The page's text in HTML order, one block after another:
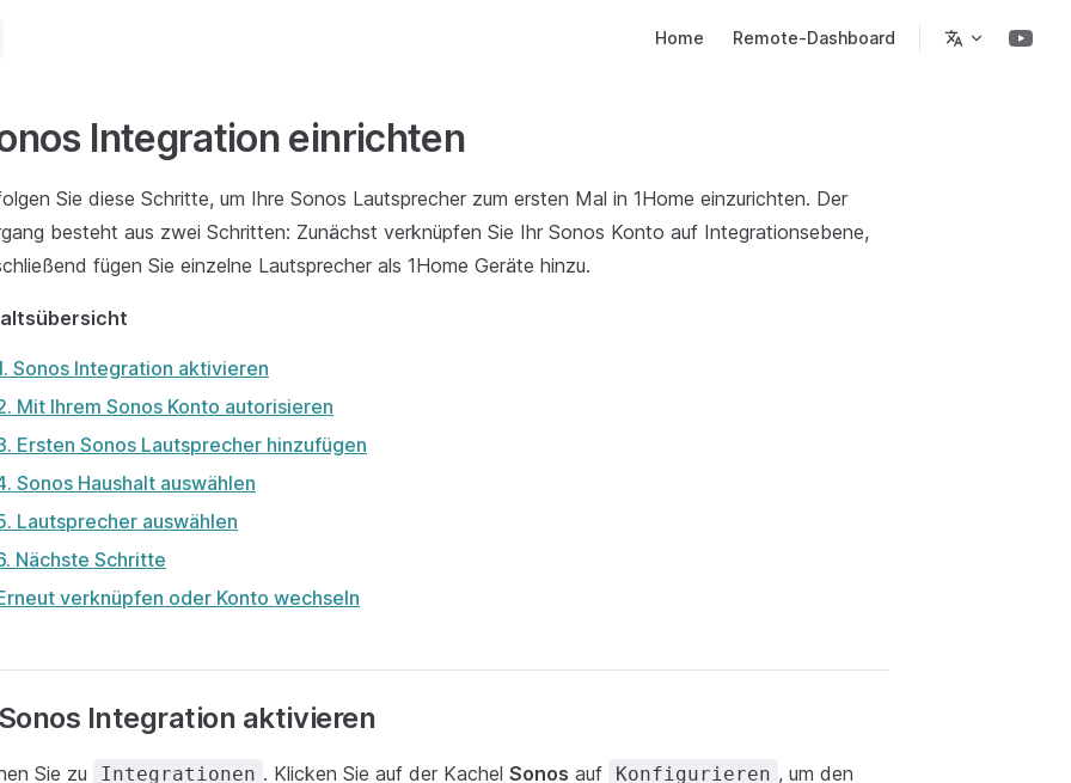
Home Remote-Dashboard
Integration einrichten
Sie diese Schritte, um Ihre Sonos Lautsprecher zum ersten Mal in 1Home einzurichten. Der
besteht aus zwei Schritten: Zunächst verknüpfen Sie Ihr Sonos Konto auf Integrationsebene,
fügen Sie einzelne Lautsprecher als 1Home Geräte hinzu.
Sonos Integration aktivieren
Mit Ihrem Sonos Konto autorisieren
Ersten Sonos Lautsprecher hinzufügen
Sonos Haushalt auswählen
Lautsprecher auswählen
Nächste Schritte
verknüpfen oder Konto wechseln
Integration aktivieren
Sie zu Integrationen . Klicken Sie auf der Kachel Sonos auf Konfigurieren , um den